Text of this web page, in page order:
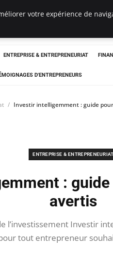
ENTREPRISE & ENTREPRENEURIAT
D'ENTREPRENEURS
Investir intelligemment : guide
ENTREPRISE & ENTREPRENEURIAT
:
avertis
l’investissement Investir
tout entrepreneur
votre expérience de